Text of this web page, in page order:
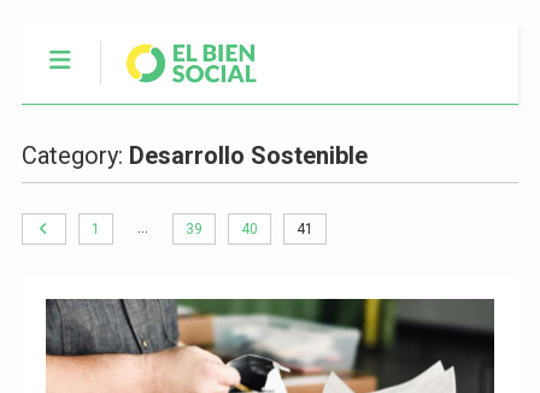
Category: Desarrollo Sostenible
1 … 39 40 41